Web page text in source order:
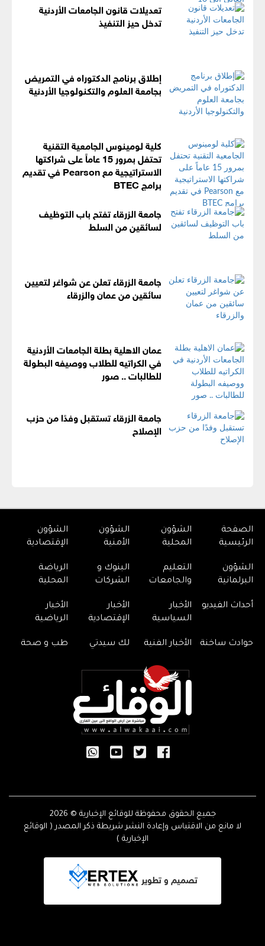
تعديلات قانون الجامعات الأردنية
تدخل حيز التنفيذ
إطلاق برنامج الدكتوراه في التمريض
بجامعة العلوم والتكنولوجيا الأردنية
كلية لومينوس الجامعية التقنية
تحتفل بمرور 15 عاماً على شراكتها
الاستراتيجية مع Pearson في تقديم
برامج BTEC
جامعة الزرقاء تفتح باب التوظيف
لسائقين من السلط
جامعة الزرقاء تعلن عن شواغر لتعيين
سائقين من عمان والزرقاء
عمان الاهلية بطلة الجامعات الأردنية
في الكراتيه للطلاب ووصيفه البطولة
للطالبات .. صور
جامعة الزرقاء تستقبل وفدًا من حزب
الإصلاح
الصفحة
الرئيسية
الشؤون
المحلية
الشؤون
الأمنية
الشؤون
الإقتصادية
الشؤون
البرلمانية
التعليم
والجامعات
البنوك و
الشركات
الرياضة
المحلية
أحداث الفيديو
الأخبار
السياسية
الأخبار
الإقتصادية
الأخبار
الرياضية
حوادث ساخنة الأخبار الفنية لك سيدتي طب و صحة
جميع الحقوق محفوظة للوقائع الإخبارية © 2026
لا مانع من الاقتباس وإعادة النشر شريطة ذكر المصدر ( الوقائع
الإخبارية )
تصميم و تطوير